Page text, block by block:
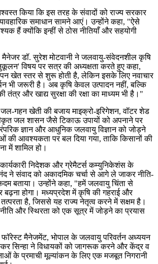
किया कि इस तरह के संवादों को राज्य सरकार
समाधान सामने आएं। उन्होंने कहा, "ऐसे
हैं क्योंकि इन्हीं से ठोस नीतियाँ और सहयोगी
डॉ. सुरेश मोटवानी ने जलवायु-संवेदनशील कृषि
विषय पर सत्र की अध्यक्षता करते हुए कहा,
खेत स्तर से शुरू होती है, लेकिन इसके लिए नवाचार
भी जरूरी है। अब कृषि केवल उत्पादन नहीं, बल्कि
तंत्र और खाद्य सुरक्षा की रक्षा का माध्यम भी है।"
जल-गहन खेती की बजाय माइक्रो-इरिगेशन, वॉटर शेड
जल शासन जैसे टिकाऊ उपायों को अपनाने पर
ज्ञान और आधुनिक जलवायु विज्ञान को जोड़ने
की आवश्यकता पर बल दिया गया, ताकि किसानों की
में शामिल हो।
निदेशक और ग्रेमैटर्स कम्युनिकेशंस के
ने संवाद को अकादमिक चर्चा से आगे ले जाकर नीति-
बताया। उन्होंने कहा, "हमें जलवायु चिंता से
बढ़ना होगा। मध्यप्रदेश में कृषि की गहराई और
है, जिससे यह राज्य नेतृत्व करने में सक्षम है।
नीति और स्थिरता को एक सूत्र में जोड़ने का प्रयास
मैनेजमेंट, भोपाल के जलवायु परिवर्तन अध्ययन
सिन्हा ने विधायकों को जागरूक करने और केंद्र व
के प्रमाची मूल्यांकन के लिए एक मजबूत निगरानी